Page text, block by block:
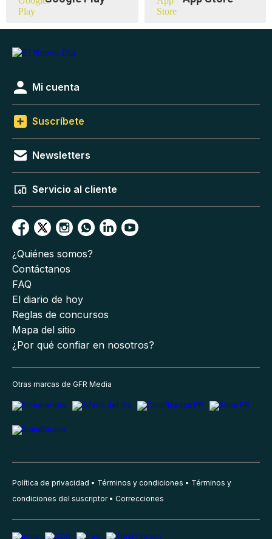
Mi cuenta
Suscríbete
Newsletters
Servicio al cliente
¿Quiénes somos?
Contáctanos
FAQ
El diario de hoy
Reglas de concursos
Mapa del sitio
¿Por qué confiar en nosotros?
Otras marcas de GFR Media
Política de privacidad Términos y condiciones
Términos y
condiciones del suscriptor
Correcciones